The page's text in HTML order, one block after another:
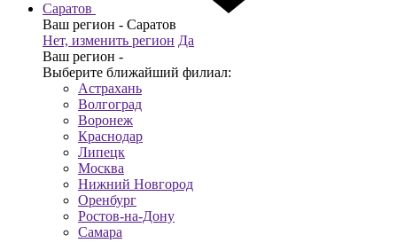
Саратов
Ваш регион - Саратов
Нет, изменить регион Да
Ваш регион -
Выберите ближайший филиал:
Астрахань
Волгоград
Воронеж
Краснодар
Липецк
Москва
Нижний Новгород
Оренбург
Ростов-на-Дону
Самара